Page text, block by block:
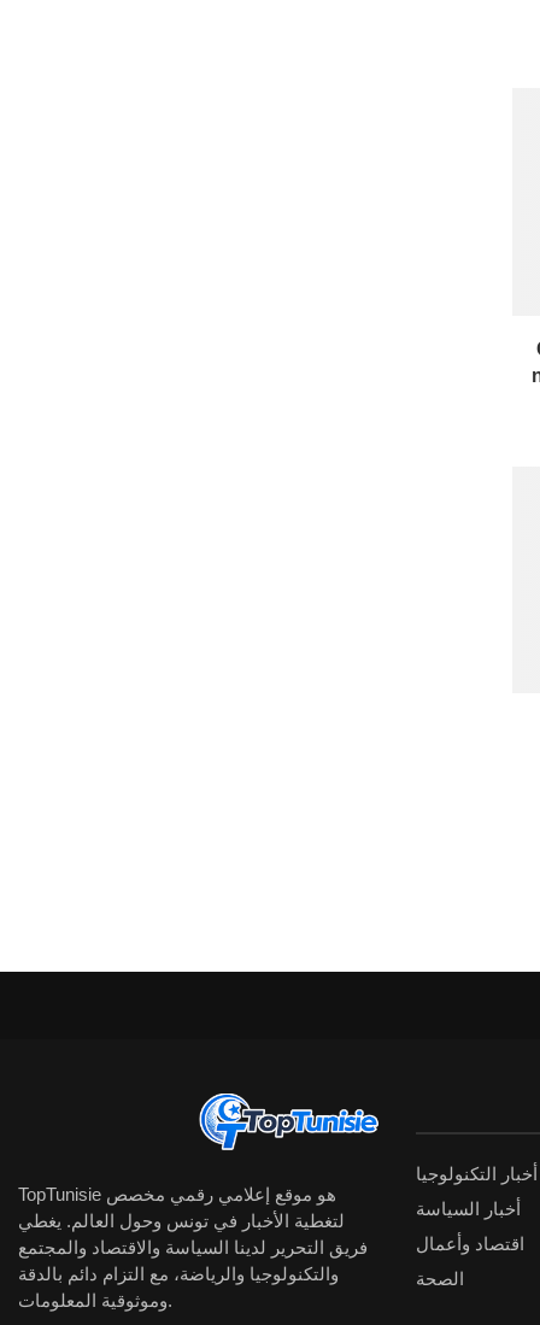
TopTunisie هو موقع إعلامي رقمي مخصص
لتغطية الأخبار في تونس وحول العالم. يغطي
فريق التحرير لدينا السياسة والاقتصاد والمجتمع
والتكنولوجيا والرياضة، مع التزام دائم بالدقة
وموثوقية المعلومات.
أخبار التكنولوجيا
أخبار السياسة
اقتصاد وأعمال
الصحة